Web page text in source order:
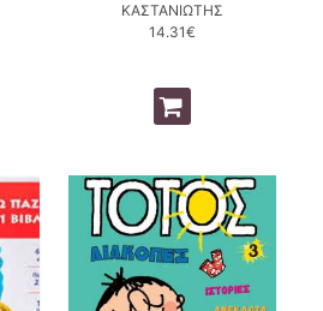
ΚΑΣΤΑΝΙΩΤΗΣ
14.31€